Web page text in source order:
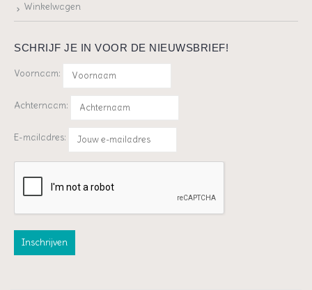
Winkelwagen
SCHRIJF JE IN VOOR DE NIEUWSBRIEF!
Voornaam:
Achternaam:
E-mailadres: